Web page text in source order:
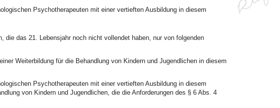
Psychotherapeuten mit einer vertieften Ausbildung in diesem
die das 21. Lebensjahr noch nicht vollendet haben, nur von folgenden
Weiterbildung für die Behandlung von Kindern und Jugendlichen in diesem
Psychotherapeuten mit einer vertieften Ausbildung in diesem
von Kindern und Jugendlichen, die die Anforderungen des § 6 Abs. 4